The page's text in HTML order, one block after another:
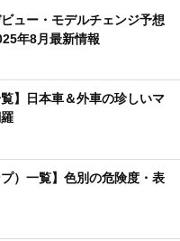
ビュー・モデルチェンジ予想
年8月最新情報
覧】日本車＆外車の珍しいマ
プ）一覧】色別の危険度・表